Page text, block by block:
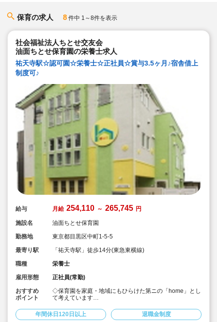
保育の求人 8 件中 1～8件を表示
社会福祉法人ちとせ交友会
油面ちとせ保育園の栄養士求人
祐天寺駅☆認可園☆栄養士☆正社員☆賞与3.5ヶ月♪宿舎借上
制度可♪
給与 月給 254,110 ～ 265,745 円
施設名
油面ちとせ保育園
勤務地
東京都目黒区中町1-5-5
最寄り駅
「祐天寺駅」徒歩14分(東急東横線)
職種
栄養士
雇用形態
正社員(常勤)
おすすめ
ポイント
◇保育園を家庭・地域にもひらけた第ニの「home」とし
て考えています
◇月給25.4万円以上！賞与3.5ヶ月！年度末一時金支給あ
り♪
年間休日120日以上 退職金制度